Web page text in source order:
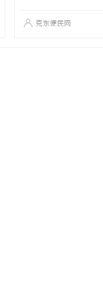
克东便民网